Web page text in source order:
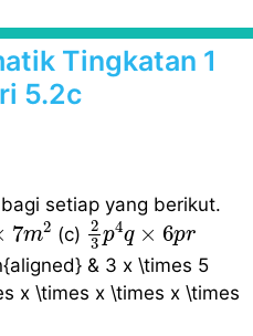
Tingkatan 1
5.2c
setiap yang berikut.
7m2
7 m2 (c) 2
3 p4q × 6pr
2 3p4q×6pr
& 3 x \times 5
x \times x \times x \times